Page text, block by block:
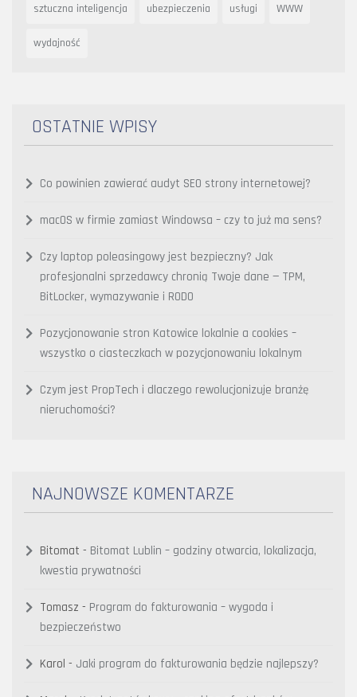
sztuczna inteligencja ubezpieczenia usługi WWW
wydajność
OSTATNIE WPISY
Co powinien zawierać audyt SEO strony internetowej?
macOS w firmie zamiast Windowsa – czy to już ma sens?
Czy laptop poleasingowy jest bezpieczny? Jak
profesjonalni sprzedawcy chronią Twoje dane — TPM,
BitLocker, wymazywanie i RODO
Pozycjonowanie stron Katowice lokalnie a cookies –
wszystko o ciasteczkach w pozycjonowaniu lokalnym
Czym jest PropTech i dlaczego rewolucjonizuje branżę
nieruchomości?
NAJNOWSZE KOMENTARZE
Bitomat - Bitomat Lublin – godziny otwarcia, lokalizacja,
kwestia prywatności
Tomasz - Program do fakturowania – wygoda i
bezpieczeństwo
Karol - Jaki program do fakturowania będzie najlepszy?